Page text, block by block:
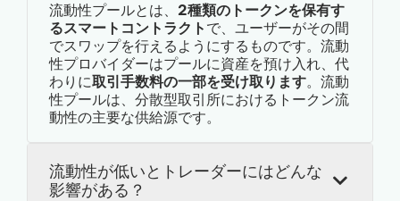
流動性プールとは、 2種類のトークンを保有す
るスマートコントラクト で、ユーザーがその間
でスワップを行えるようにするものです。流動
性プロバイダーはプールに資産を預け入れ、代
わりに取引手数料の一部を受け取ります。流動
性プールは、分散型取引所におけるトークン流
動性の主要な供給源です。
流動性が低いとトレーダーにはどんな
影響がある？